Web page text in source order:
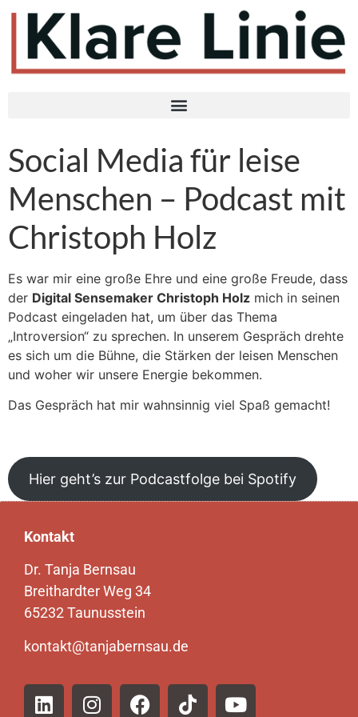
Social Media für leise
Menschen – Podcast mit
Christoph Holz
Es war mir eine große Ehre und eine große Freude, dass
der Digital Sensemaker Christoph Holz mich in seinen
Podcast eingeladen hat, um über das Thema
„Introversion“ zu sprechen. In unserem Gespräch drehte
es sich um die Bühne, die Stärken der leisen Menschen
und woher wir unsere Energie bekommen.
Das Gespräch hat mir wahnsinnig viel Spaß gemacht!
Hier geht’s zur Podcastfolge bei Spotify
Kontakt
Dr. Tanja Bernsau
Breithardter Weg 34
65232 Taunusstein
kontakt@tanjabernsau.de